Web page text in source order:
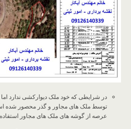
در شرایطی که خود ملک دیوارکشی ندارد
توسط ملک های مجاور و گذر محصور شده
عرصه از گوشه های ملک های مجاور